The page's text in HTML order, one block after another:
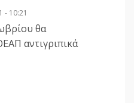
- 10:21
θα
αντιγριπικά